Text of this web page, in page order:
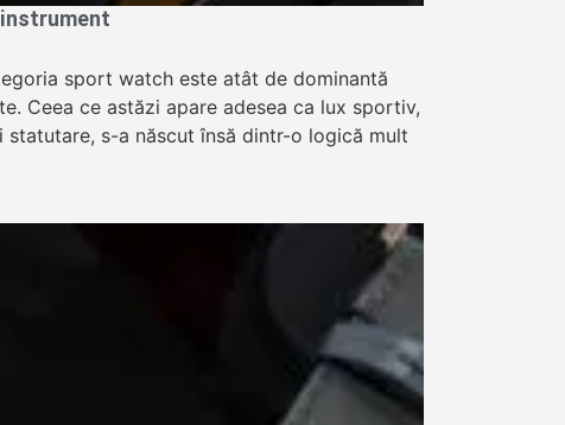
sport watch este atât de dominantă
Ceea ce astăzi apare adesea ca lux sportiv,
s-a născut însă dintr-o logică mult